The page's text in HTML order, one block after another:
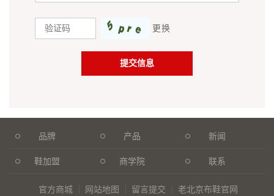
更换
品牌 产品 新闻
鞋加盟 商学院 联系
官方商城 网站地图 留言提交 老北京布鞋官网